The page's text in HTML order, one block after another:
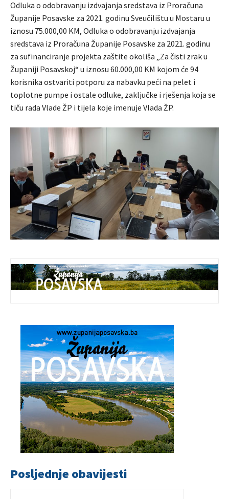
Odluka o odobravanju izdvajanja sredstava iz Proračuna
Županije Posavske za 2021. godinu Sveučilištu u Mostaru u
iznosu 75.000,00 KM, Odluka o odobravanju izdvajanja
sredstava iz Proračuna Županije Posavske za 2021. godinu
za sufinanciranje projekta zaštite okoliša „Za čisti zrak u
Županiji Posavskoj“ u iznosu 60.000,00 KM kojom će 94
korisnika ostvariti potporu za nabavku peći na pelet i
toplotne pumpe i ostale odluke, zaključke i rješenja koja se
tiču rada Vlade ŽP i tijela koje imenuje Vlada ŽP.
Posljednje obavijesti